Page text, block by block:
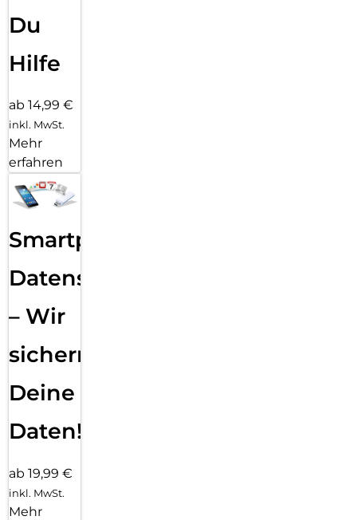
Du
Hilfe
ab 14,99 €
inkl. MwSt.
Mehr
erfahren
Smartphone
Datensicherung
– Wir
sichern
Deine
Daten!
ab 19,99 €
inkl. MwSt.
Mehr